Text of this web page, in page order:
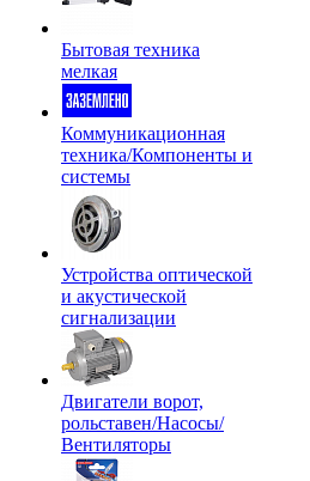
Бытовая техника
мелкая
Коммуникационная
техника/Компоненты и
системы
Устройства оптической
и акустической
сигнализации
Двигатели ворот,
рольставен/Насосы/
Вентиляторы